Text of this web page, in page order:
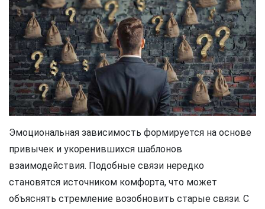
Эмоциональная зависимость формируется на основе
привычек и укоренившихся шаблонов
взаимодействия. Подобные связи нередко
становятся источником комфорта, что может
объяснять стремление возобновить старые связи. С